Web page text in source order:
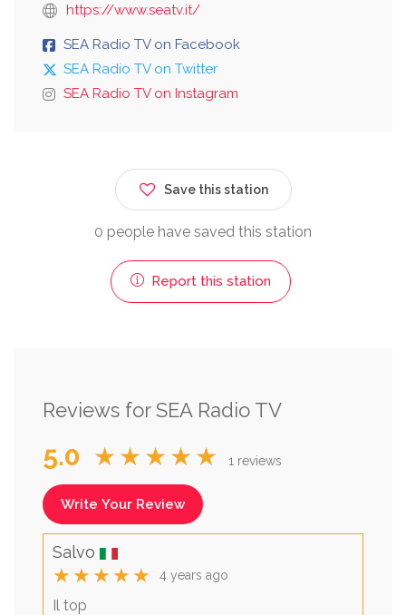
https://www.seatv.it/
SEA Radio TV on Facebook
SEA Radio TV on Twitter
SEA Radio TV on Instagram
Save this station
0 people have saved this station
Report this station
Reviews for SEA Radio TV
5.0 ★★★★★ 1 reviews
Write Your Review
Salvo
★★★★★ 4 years ago
Il top